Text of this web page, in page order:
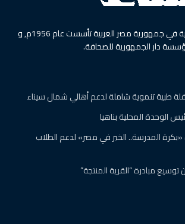
هي أول جريدة مسائية في جمهورية مصر العربية تأسست عام 1956م, و
دار الجمهورية للصحافة.
طبية تنموية شاملة لدعم أهالي شمال سيناء
الوحدة المحلية بناهيا
المدرسة.. الخير في مصر» لدعم الطلاب
توسيع مبادرة “القرية المنتجة”